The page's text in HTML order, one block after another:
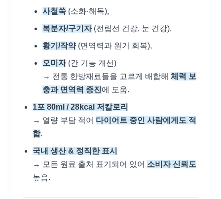
사철쑥 (소화·해독),
복분자/구기자(전립선 건강, 눈 건강),
황기/작약(면역력과 원기 회복),
오미자(간 기능 개선)
→ 전통 한방재료들을 고르게 배합해 체력 보
충과 면역력 증진에 도움.
1포 80ml / 28kcal 저칼로리
→ 열량 부담 적어 다이어트 중인 사람에게도 적
합.
국내 생산 & 정직한 표시
→ 모든 원료 출처 표기되어 있어 소비자 신뢰도
높음.